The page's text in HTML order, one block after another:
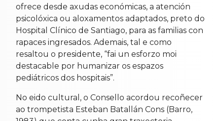
ofrece desde axudas económicas, a atención
psicolóxica ou aloxamentos adaptados, preto do
Hospital Clínico de Santiago, para as familias con
rapaces ingresados. Ademais, tal e como
resaltou o presidente, “fai un esforzo moi
destacable por humanizar os espazos
pediátricos dos hospitais”.
No eido cultural, o Consello acordou recoñecer
ao trompetista Esteban Batallán Cons (Barro,